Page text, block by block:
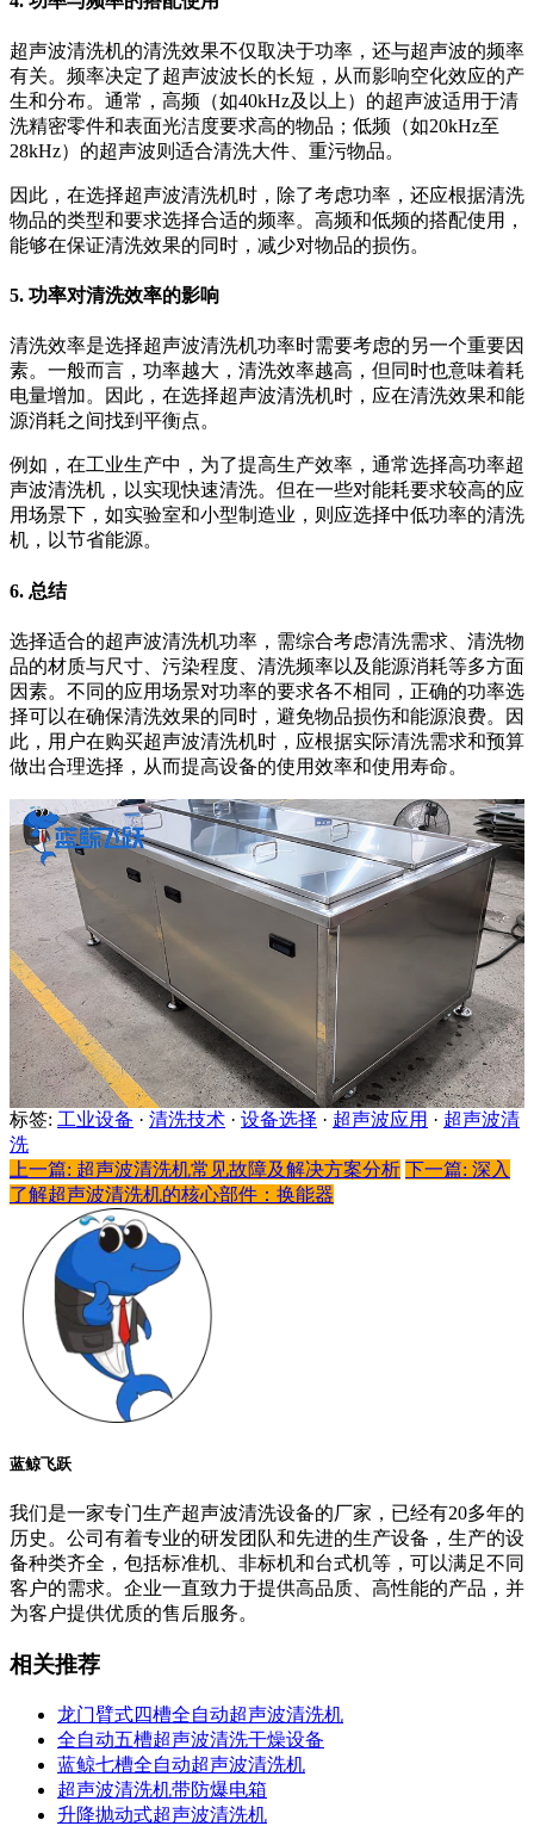
超声波清洗机的清洗效果不仅取决于功率，还与超声波的频率
有关。频率决定了超声波波长的长短，从而影响空化效应的产
生和分布。通常，高频（如40kHz及以上）的超声波适用于清
洗精密零件和表面光洁度要求高的物品；低频（如20kHz至
28kHz）的超声波则适合清洗大件、重污物品。
因此，在选择超声波清洗机时，除了考虑功率，还应根据清洗
物品的类型和要求选择合适的频率。高频和低频的搭配使用，
能够在保证清洗效果的同时，减少对物品的损伤。
5. 功率对清洗效率的影响
清洗效率是选择超声波清洗机功率时需要考虑的另一个重要因
素。一般而言，功率越大，清洗效率越高，但同时也意味着耗
电量增加。因此，在选择超声波清洗机时，应在清洗效果和能
源消耗之间找到平衡点。
例如，在工业生产中，为了提高生产效率，通常选择高功率超
声波清洗机，以实现快速清洗。但在一些对能耗要求较高的应
用场景下，如实验室和小型制造业，则应选择中低功率的清洗
机，以节省能源。
6. 总结
选择适合的超声波清洗机功率，需综合考虑清洗需求、清洗物
品的材质与尺寸、污染程度、清洗频率以及能源消耗等多方面
因素。不同的应用场景对功率的要求各不相同，正确的功率选
择可以在确保清洗效果的同时，避免物品损伤和能源浪费。因
此，用户在购买超声波清洗机时，应根据实际清洗需求和预算
做出合理选择，从而提高设备的使用效率和使用寿命。
标签: 工业设备 · 清洗技术 · 设备选择 · 超声波应用 · 超声波清
洗
上一篇: 超声波清洗机常见故障及解决方案分析 下一篇: 深入
了解超声波清洗机的核心部件：换能器
蓝鲸飞跃
我们是一家专门生产超声波清洗设备的厂家，已经有20多年的
历史。公司有着专业的研发团队和先进的生产设备，生产的设
备种类齐全，包括标准机、非标机和台式机等，可以满足不同
客户的需求。企业一直致力于提供高品质、高性能的产品，并
为客户提供优质的售后服务。
相关推荐
龙门臂式四槽全自动超声波清洗机
全自动五槽超声波清洗干燥设备
蓝鲸七槽全自动超声波清洗机
超声波清洗机带防爆电箱
升降抛动式超声波清洗机